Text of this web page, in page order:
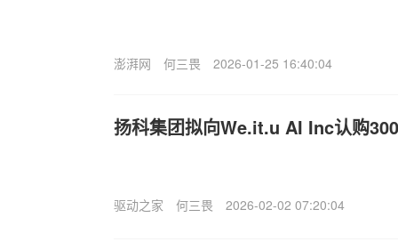
澎湃网 何三畏 2026-01-25 16:40:04
扬科集团拟向We.it.u AI Inc认购
驱动之家 何三畏 2026-02-02 07:20:04